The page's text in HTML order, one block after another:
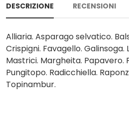
DESCRIZIONE RECENSIONI
Alliaria. Asparago selvatico.
Crispigni. Favagello. Galinsoga.
Mastrici. Margheita. Papavero.
Pungitopo. Radicchiella.
Topinambur.